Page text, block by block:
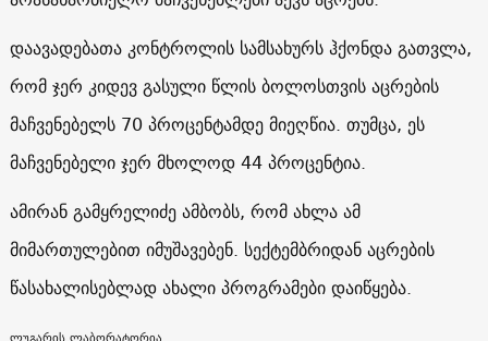
დაავადებათა კონტროლის სამსახურს ჰქონდა გათვლა,
რომ ჯერ კიდევ გასული წლის ბოლოსთვის აცრების
მაჩვენებელს 70 პროცენტამდე მიეღწია. თუმცა, ეს
მაჩვენებელი ჯერ მხოლოდ 44 პროცენტია.
ამირან გამყრელიძე ამბობს, რომ ახლა ამ
მიმართულებით იმუშავებენ. სექტემბრიდან აცრების
წასახალისებლად ახალი პროგრამები დაიწყება.
ლუგარის ლაბორატორია